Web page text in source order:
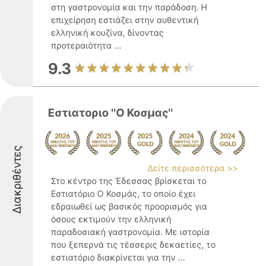
στη γαστρονομία και την παράδοση. Η
επιχείρηση εστιάζει στην αυθεντική
ελληνική κουζίνα, δίνοντας
προτεραιότητα ...
9.3
Διακριθέντες
Εστιατοριο ''Ο Κοσμας''
Δείτε περισσότερα >>
Στο κέντρο της Έδεσσας βρίσκεται το
Εστιατόριο Ο Κοσμάς, το οποίο έχει
εδραιωθεί ως βασικός προορισμός για
όσους εκτιμούν την ελληνική
παραδοσιακή γαστρονομία. Με ιστορία
που ξεπερνά τις τέσσερις δεκαετίες, το
εστιατόριο διακρίνεται για την ...